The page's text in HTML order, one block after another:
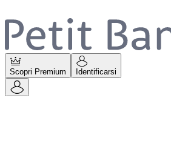
Scopri Premium Identificarsi